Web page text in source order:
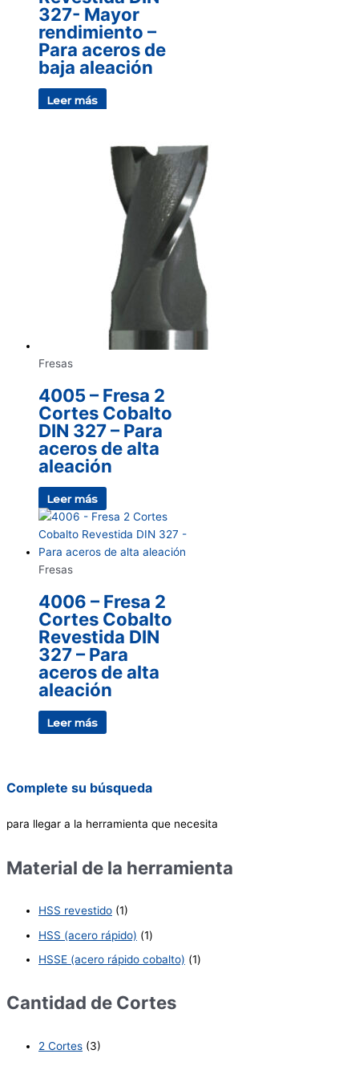
327- Mayor
rendimiento –
Para aceros de
baja aleación
Leer más
Fresas
4005 – Fresa 2
Cortes Cobalto
DIN 327 – Para
aceros de alta
aleación
Leer más
Fresas
4006 – Fresa 2
Cortes Cobalto
Revestida DIN
327 – Para
aceros de alta
aleación
Leer más
Complete su búsqueda
para llegar a la herramienta que necesita
Material de la herramienta
HSS revestido (1)
HSS (acero rápido) (1)
HSSE (acero rápido cobalto) (1)
Cantidad de Cortes
2 Cortes (3)